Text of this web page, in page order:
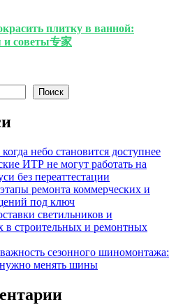
плитку в ванной:
и советы专家
Поиск
небо становится доступнее
ИТР не могут работать на
без переаттестации
ремонта коммерческих и
под ключ
светильников и
в строительных и ремонтных
сезонного шиномонтажа:
нужно менять шины